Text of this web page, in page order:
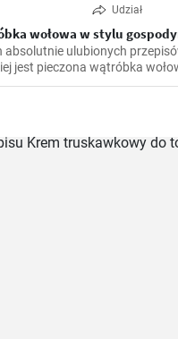
Udział
wołowa w stylu
absolutnie ulubionych
jest pieczona wątróbka
kuchni od lat i z czasem
udoskonalić. Bardzo się cieszę,